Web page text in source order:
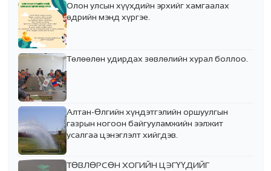
Олон улсын хүүхдийн эрхийг хамгаалах
өдрийн мэнд хүргэе.
Төлөөлөн удирдах зөвлөлийн хурал боллоо.
Алтан-Өлгийн хүндэтгэлийн оршуулгын
газрын ногоон байгууламжийн ээлжит
усалгаа цэнэглэлт хийгдэв.
ТӨВЛӨРСӨН ХОГИЙН ЦЭГҮҮДИЙГ